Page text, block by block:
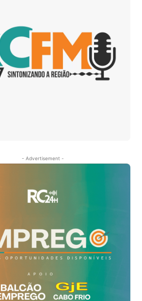
- Advertisement -